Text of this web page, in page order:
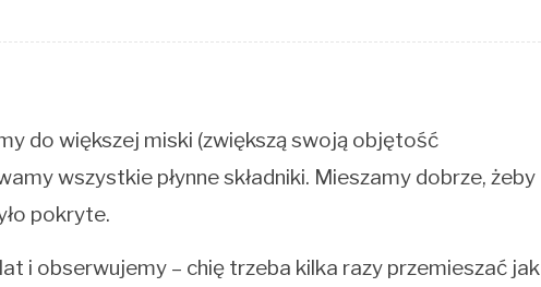
do większej miski (zwiększą swoją objętość
wszystkie płynne składniki. Mieszamy dobrze, żeby
pokryte.
i obserwujemy – chię trzeba kilka razy przemieszać jak